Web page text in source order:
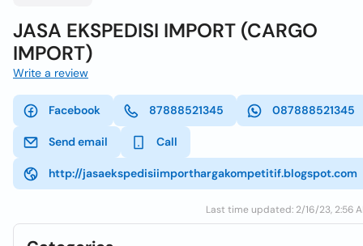
JASA EKSPEDISI IMPORT (CARGO
IMPORT)
Write a review
Facebook 87888521345 087888521345
Send email Call
http://jasaekspedisiimporthargakompetitif.blogspot.com
Last time updated: 2/16/23, 2:56